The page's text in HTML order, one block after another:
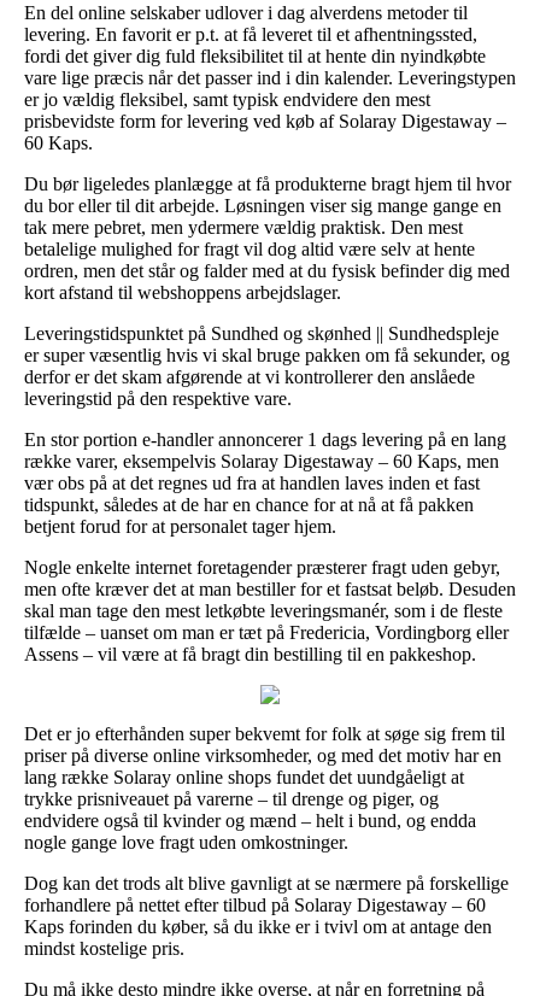
En del online selskaber udlover i dag alverdens metoder til
levering. En favorit er p.t. at få leveret til et afhentningssted,
fordi det giver dig fuld fleksibilitet til at hente din nyindkøbte
vare lige præcis når det passer ind i din kalender. Leveringstypen
er jo vældig fleksibel, samt typisk endvidere den mest
prisbevidste form for levering ved køb af Solaray Digestaway –
60 Kaps.
Du bør ligeledes planlægge at få produkterne bragt hjem til hvor
du bor eller til dit arbejde. Løsningen viser sig mange gange en
tak mere pebret, men ydermere vældig praktisk. Den mest
betalelige mulighed for fragt vil dog altid være selv at hente
ordren, men det står og falder med at du fysisk befinder dig med
kort afstand til webshoppens arbejdslager.
Leveringstidspunktet på Sundhed og skønhed || Sundhedspleje
er super væsentlig hvis vi skal bruge pakken om få sekunder, og
derfor er det skam afgørende at vi kontrollerer den anslåede
leveringstid på den respektive vare.
En stor portion e-handler annoncerer 1 dags levering på en lang
række varer, eksempelvis Solaray Digestaway – 60 Kaps, men
vær obs på at det regnes ud fra at handlen laves inden et fast
tidspunkt, således at de har en chance for at nå at få pakken
betjent forud for at personalet tager hjem.
Nogle enkelte internet foretagender præsterer fragt uden gebyr,
men ofte kræver det at man bestiller for et fastsat beløb. Desuden
skal man tage den mest letkøbte leveringsmanér, som i de fleste
tilfælde – uanset om man er tæt på Fredericia, Vordingborg eller
Assens – vil være at få bragt din bestilling til en pakkeshop.
Det er jo efterhånden super bekvemt for folk at søge sig frem til
priser på diverse online virksomheder, og med det motiv har en
lang række Solaray online shops fundet det uundgåeligt at
trykke prisniveauet på varerne – til drenge og piger, og
endvidere også til kvinder og mænd – helt i bund, og endda
nogle gange love fragt uden omkostninger.
Dog kan det trods alt blive gavnligt at se nærmere på forskellige
forhandlere på nettet efter tilbud på Solaray Digestaway – 60
Kaps forinden du køber, så du ikke er i tvivl om at antage den
mindst kostelige pris.
Du må ikke desto mindre ikke overse, at når en forretning på